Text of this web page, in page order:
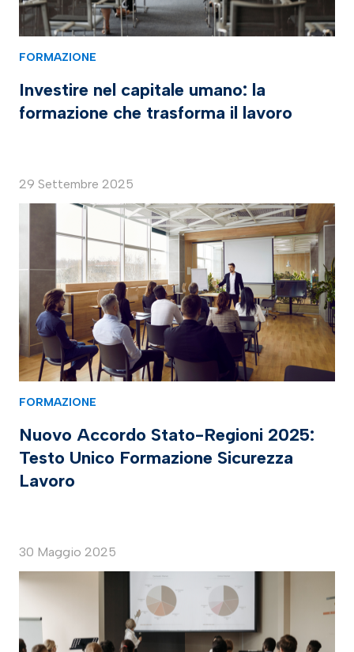
FORMAZIONE
Investire nel capitale umano: la
formazione che trasforma il lavoro
29 Settembre 2025
FORMAZIONE
Nuovo Accordo Stato-Regioni 2025:
Testo Unico Formazione Sicurezza
Lavoro
30 Maggio 2025